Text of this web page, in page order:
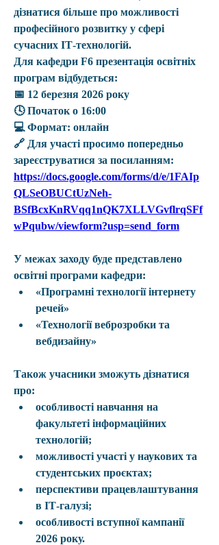
дізнатися більше про можливості
професійного розвитку у сфері
сучасних ІТ-технологій.
Для кафедри F6 презентація освітніх
програм відбудеться:
📅 12 березня 2026 року
🕓 Початок о 16:00
💻 Формат: онлайн
🔗 Для участі просимо попередньо
зареєструватися за посиланням:
https://docs.google.com/forms/d/e/1FAIp
QLSeOBUCtUzNeh-
BSfBcxKnRVqq1nQK7XLLVGvflrqSFf
wPqubw/viewform?usp=send_form
У межах заходу буде представлено
освітні програми кафедри:
«Програмні технології інтернету
речей»
«Технології веброзробки та
вебдизайну»
Також учасники зможуть дізнатися
про:
особливості навчання на
факультеті інформаційних
технологій;
можливості участі у наукових та
студентських проєктах;
перспективи працевлаштування
в ІТ-галузі;
особливості вступної кампанії
2026 року.